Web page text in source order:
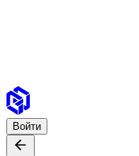
Войти